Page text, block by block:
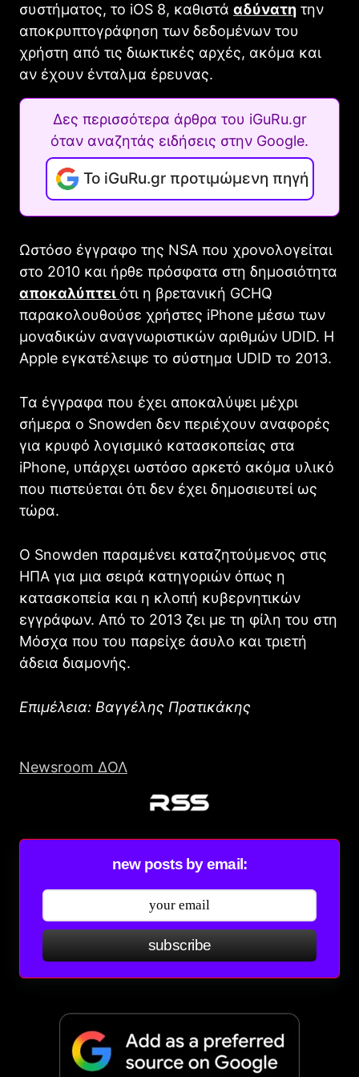
συστήματος, το iOS 8, καθιστά αδύνατη την
αποκρυπτογράφηση των δεδομένων του
χρήστη από τις διωκτικές αρχές, ακόμα και
αν έχουν ένταλμα έρευνας.
Δες περισσότερα άρθρα του iGuRu.gr
όταν αναζητάς ειδήσεις στην Google.
Το iGuRu.gr προτιμώμενη πηγή
Ωστόσο έγγραφο της NSA που χρονολογείται
στο 2010 και ήρθε πρόσφατα στη δημοσιότητα
αποκαλύπτει ότι η βρετανική GCHQ
παρακολουθούσε χρήστες iPhone μέσω των
μοναδικών αναγνωριστικών αριθμών UDID. Η
Apple εγκατέλειψε το σύστημα UDΙD το 2013.
Τα έγγραφα που έχει αποκαλύψει μέχρι
σήμερα ο Snowden δεν περιέχουν αναφορές
για κρυφό λογισμικό κατασκοπείας στα
iPhone, υπάρχει ωστόσο αρκετό ακόμα υλικό
που πιστεύεται ότι δεν έχει δημοσιευτεί ως
τώρα.
Ο Snowden παραμένει καταζητούμενος στις
ΗΠΑ για μια σειρά κατηγοριών όπως η
κατασκοπεία και η κλοπή κυβερνητικών
εγγράφων. Από το 2013 ζει με τη φίλη του στη
Μόσχα που του παρείχε άσυλο και τριετή
άδεια διαμονής.
Επιμέλεια: Βαγγέλης Πρατικάκης
Newsroom ΔΟΛ
new posts by email:
subscribe